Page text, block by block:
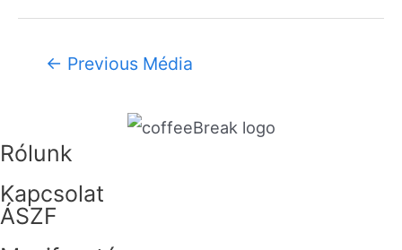
← Previous Média
Rólunk
Kapcsolat
ÁSZF